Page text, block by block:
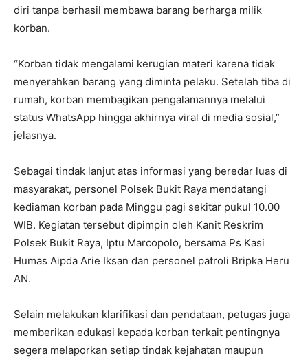
diri tanpa berhasil membawa barang berharga milik
korban.
“Korban tidak mengalami kerugian materi karena tidak
menyerahkan barang yang diminta pelaku. Setelah tiba di
rumah, korban membagikan pengalamannya melalui
status WhatsApp hingga akhirnya viral di media sosial,”
jelasnya.
Sebagai tindak lanjut atas informasi yang beredar luas di
masyarakat, personel Polsek Bukit Raya mendatangi
kediaman korban pada Minggu pagi sekitar pukul 10.00
WIB. Kegiatan tersebut dipimpin oleh Kanit Reskrim
Polsek Bukit Raya, Iptu Marcopolo, bersama Ps Kasi
Humas Aipda Arie Iksan dan personel patroli Bripka Heru
AN.
Selain melakukan klarifikasi dan pendataan, petugas juga
memberikan edukasi kepada korban terkait pentingnya
segera melaporkan setiap tindak kejahatan maupun